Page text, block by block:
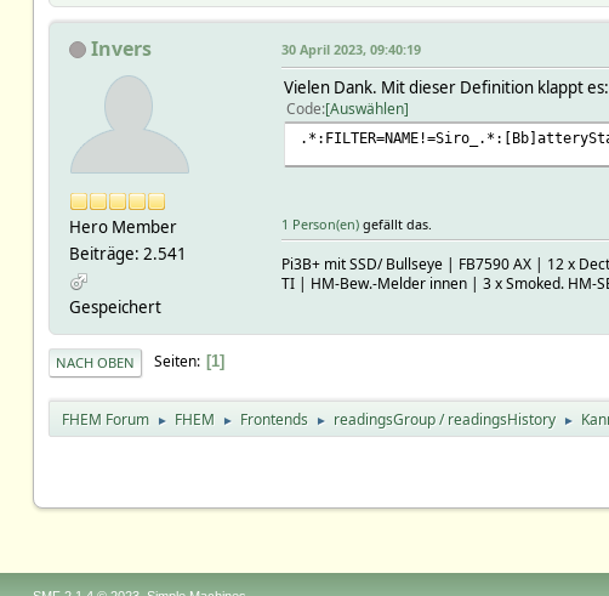
Invers
Hero Member
Beiträge: 2.541
Gespeichert
30 April 2023, 09:40:19
Vielen Dank. Mit dieser Definition klappt es:
Code Auswählen
1 Person(en)gefällt das.
Pi3B+ mit SSD/ Bullseye | FB7590 AX | 12 x
TI | HM-Bew.-Melder innen | 3 x Smoked. HM-
NACH OBEN Seiten 1
FHEM Forum ► FHEM ► Frontends ► readingsGroup / readingsHistory ►